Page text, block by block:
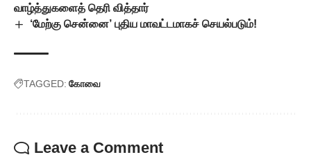
வாழ்த்துகளைத் தெரி வித்தார்
‘மேற்கு சென்னை’ புதிய மாவட்டமாகச் செயல்படும்!
TAGGED: கோவை
Leave a Comment